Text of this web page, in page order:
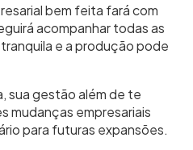
bem feita fará com
acompanhar todas as
e a produção pode
sua gestão além de te
mudanças empresariais
para futuras expansões.